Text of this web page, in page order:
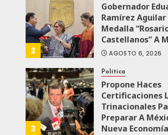
2
Gobernador
Ramírez
Medalla
Castellanos” A
AGOSTO 6, 2026
3
Política
Propone Haces
Certificaciones
Trinacionales
Preparar A
Nueva Economía